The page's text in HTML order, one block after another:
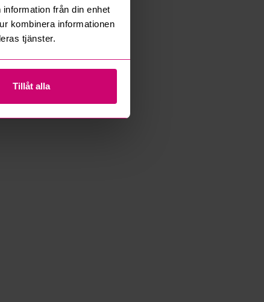
från din enhet
kombinera informationen
tjänster.
Tillåt alla